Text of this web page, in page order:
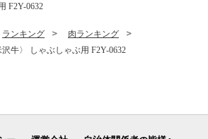
F2Y-0632
ランキング
肉ランキング
沢牛〉 しゃぶしゃぶ用 F2Y-0632